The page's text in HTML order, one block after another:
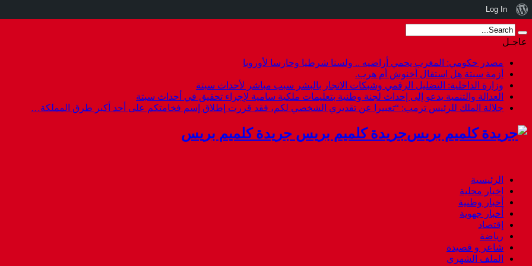
عاجـل
مصدر حكومي: المغرب يحمي أراضيه .. ولسنا شرطيا وحارسا لأوروبا
أزمة سبتة هل استقال أخنوش أم هرب.
وزارة الداخلية: التضليل الرقمي وشبكات الاتجار بالبشر سبب مباشر لأحداث سبتة
العدالة والتنمية يدعو إلى إحداث لجنة وطنية بتعليمات ملكية سامية لإجراء تحقيق في أحداث سبتة
جلالة الملك للرئيس ترمب: “تعبيرا عن تقديري الشخصي لكم، فقد قررت إطلاق إسم فخامتكم على أحد أكبر طرق المملكة…
جريدة كلميم بريس جريدة كلميم بريس
الرئيسية
اخبار محلية
أخبار وطنية
أخبار جهوية
إقتصاد
رياضة
شاعر و قصيدة
الملف الشهري
نبذة
عن
ووردبريس
Log In